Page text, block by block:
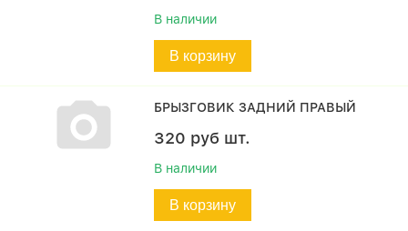
В наличии
В корзину
БРЫЗГОВИК ЗАДНИЙ ПРАВЫЙ
320 руб шт.
В наличии
В корзину